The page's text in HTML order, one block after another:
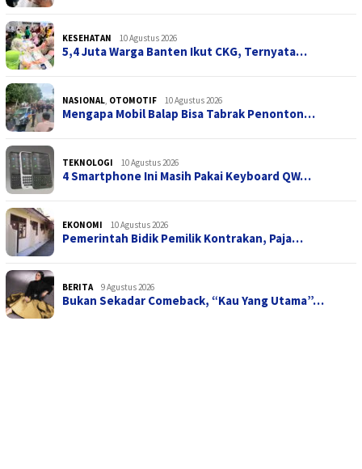
KESEHATAN 10 Agustus 2026
5,4 Juta Warga Banten Ikut CKG, Ternyata…
NASIONAL, OTOMOTIF 10 Agustus 2026
Mengapa Mobil Balap Bisa Tabrak Penonton…
TEKNOLOGI 10 Agustus 2026
4 Smartphone Ini Masih Pakai Keyboard QW…
EKONOMI 10 Agustus 2026
Pemerintah Bidik Pemilik Kontrakan, Paja…
BERITA 9 Agustus 2026
Bukan Sekadar Comeback, “Kau Yang Utama”…